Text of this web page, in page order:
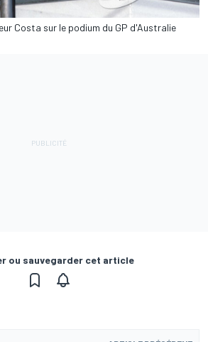
Costa sur le podium du GP d'Australie
ou sauvegarder cet article